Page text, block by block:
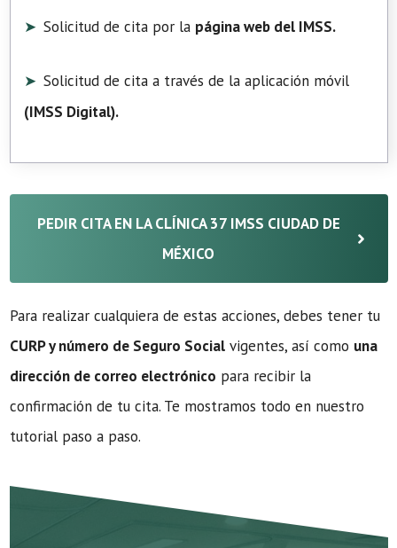
Solicitud de cita por la página web del IMSS.
Solicitud de cita a través de la aplicación móvil
(IMSS Digital).
PEDIR CITA EN LA CLÍNICA 37 IMSS CIUDAD DE
MÉXICO
Para realizar cualquiera de estas acciones, debes tener tu
CURP y número de Seguro Social vigentes, así como una
dirección de correo electrónico para recibir la
confirmación de tu cita. Te mostramos todo en nuestro
tutorial paso a paso.